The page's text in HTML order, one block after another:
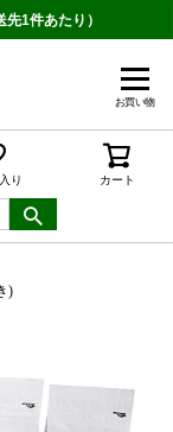
1件あたり）
お買い物
り カート
)